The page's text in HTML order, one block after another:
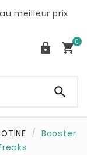
meilleur prix
 0

Booster